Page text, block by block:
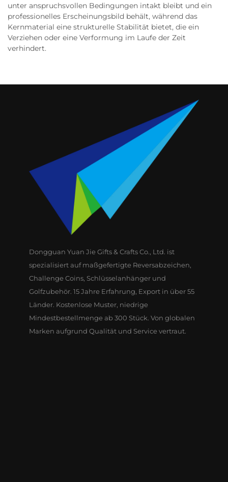
unter anspruchsvollen Bedingungen intakt bleibt und ein
professionelles Erscheinungsbild behält, während das
Kernmaterial eine strukturelle Stabilität bietet, die ein
Verziehen oder eine Verformung im Laufe der Zeit
verhindert.
Dongguan Yuan Jie Gifts & Crafts Co., Ltd. ist
spezialisiert auf maßgefertigte Reversabzeichen,
Challenge Coins, Schlüsselanhänger und
Golfzubehör. 15 Jahre Erfahrung, Export in über 55
Länder. Kostenlose Muster, niedrige
Mindestbestellmenge ab 300 Stück. Von globalen
Marken aufgrund Qualität und Service vertraut.